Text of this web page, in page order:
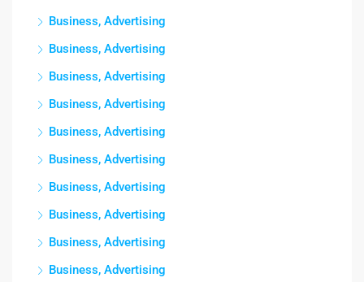
Business, Advertising
Business, Advertising
Business, Advertising
Business, Advertising
Business, Advertising
Business, Advertising
Business, Advertising
Business, Advertising
Business, Advertising
Business, Advertising